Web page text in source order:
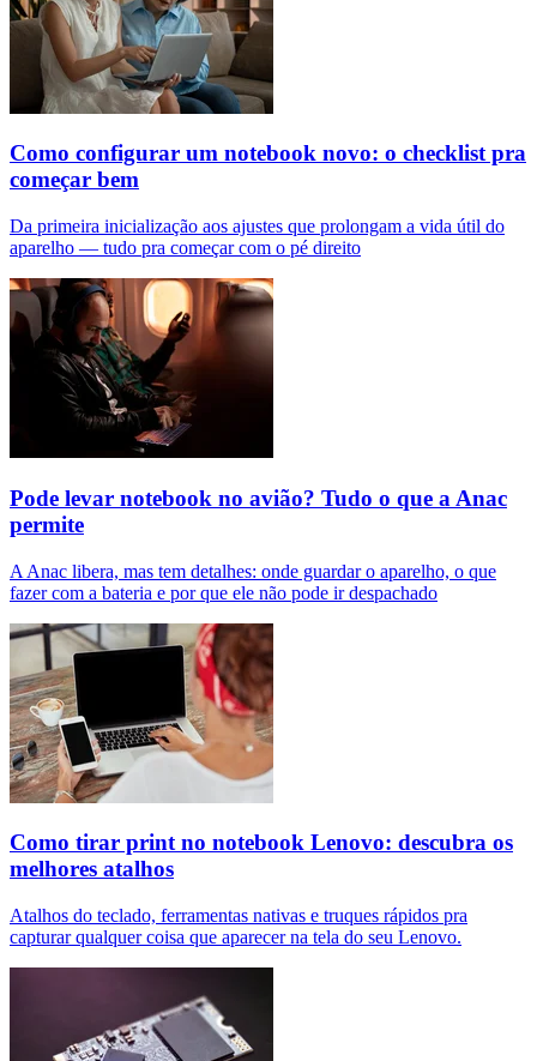
Como configurar um notebook novo: o checklist pra
começar bem
Da primeira inicialização aos ajustes que prolongam a vida útil do
aparelho — tudo pra começar com o pé direito
Pode levar notebook no avião? Tudo o que a Anac
permite
A Anac libera, mas tem detalhes: onde guardar o aparelho, o que
fazer com a bateria e por que ele não pode ir despachado
Como tirar print no notebook Lenovo: descubra os
melhores atalhos
Atalhos do teclado, ferramentas nativas e truques rápidos pra
capturar qualquer coisa que aparecer na tela do seu Lenovo.